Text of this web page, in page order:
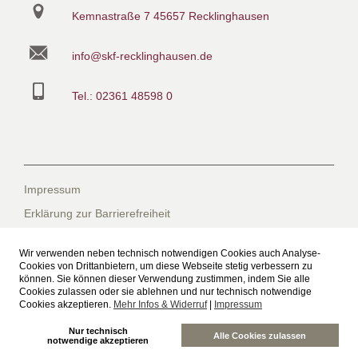
Wir verwenden neben technisch notwendigen Cookies auch Analyse-
Cookies von Drittanbietern, um diese Webseite stetig verbessern zu
können. Sie können dieser Verwendung zustimmen, indem Sie alle
Cookies zulassen oder sie ablehnen und nur technisch notwendige
Cookies akzeptieren. Mehr Infos & Widerruf| Impressum
Nur technisch
notwendige akzeptieren
Alle Cookies zulassen
Kemnastraße 7 45657 Recklinghausen
info@skf-recklinghausen.de
Tel.: 02361 48598 0
Impressum
Erklärung zur Barrierefreiheit
Datenschutzerklärung für die Facebook-Seite
Suche
Sitemap
Freiwilliges Soziales Schuljahr beim SkF